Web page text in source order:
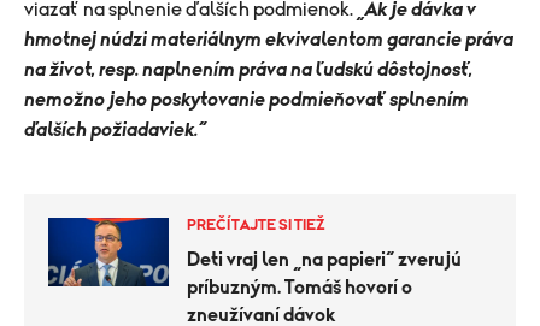
viazať na splnenie ďalších podmienok. „Ak je dávka v
hmotnej núdzi materiálnym ekvivalentom garancie práva
na život, resp. naplnením práva na ľudskú dôstojnosť,
nemožno jeho poskytovanie podmieňovať splnením
ďalších požiadaviek.“
PREČÍTAJTE SI TIEŽ
Deti vraj len „na papieri“ zverujú
príbuzným. Tomáš hovorí o
zneužívaní dávok